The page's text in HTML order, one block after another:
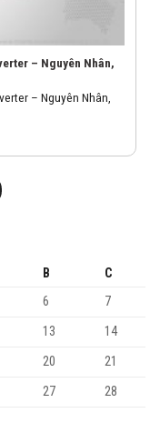
– Nguyên Nhân,
– Nguyên Nhân,
B
C
6
7
13
14
20
21
27
28